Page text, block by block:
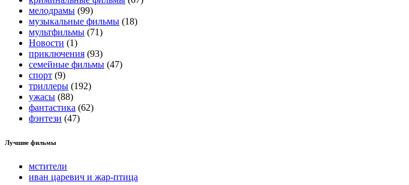
мелодрамы (99)
музыкальные фильмы (18)
мультфильмы (71)
Новости (1)
приключения (93)
семейные фильмы (47)
спорт (9)
триллеры (192)
ужасы (88)
фантастика (62)
фэнтези (47)
Лучшие фильмы
мстители
иван царевич и жар-птица